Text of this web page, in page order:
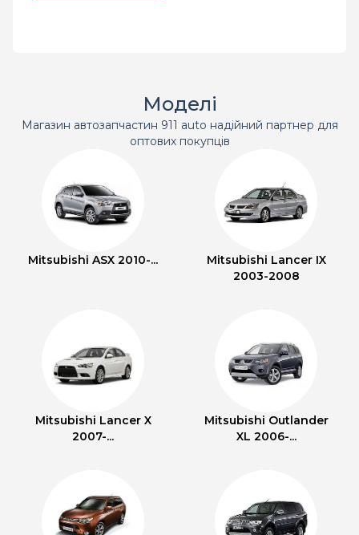
Моделі
Магазин автозапчастин 911 auto надійний партнер для
оптових покупців
Mitsubishi ASX 2010-...
Mitsubishi Lancer IX
2003-2008
Mitsubishi Lancer X
2007-...
Mitsubishi Outlander
XL 2006-...